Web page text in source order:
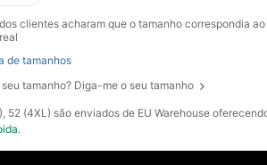
dos clientes acharam que o tamanho correspondia
real
de tamanhos
seu tamanho? Diga-me o seu tamanho
52 (4XL) são enviados de EU Warehouse
.